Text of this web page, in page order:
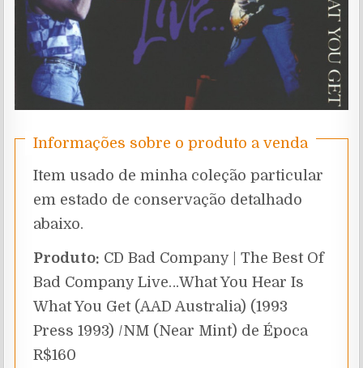
Informações sobre o produto a venda
Item usado de minha coleção particular
em estado de conservação detalhado
abaixo.
Produto: CD Bad Company | The Best Of
Bad Company Live…What You Hear Is
What You Get (AAD Australia) (1993
Press 1993) /NM (Near Mint) de Época
R$160